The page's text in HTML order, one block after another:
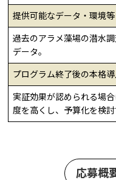
提供可能なデータ・環境等
過去のアラメ藻場の潜水
データ。
プログラム終了後の本格導
実証効果が認められる場
度を高くし、予算化を検討
応募概